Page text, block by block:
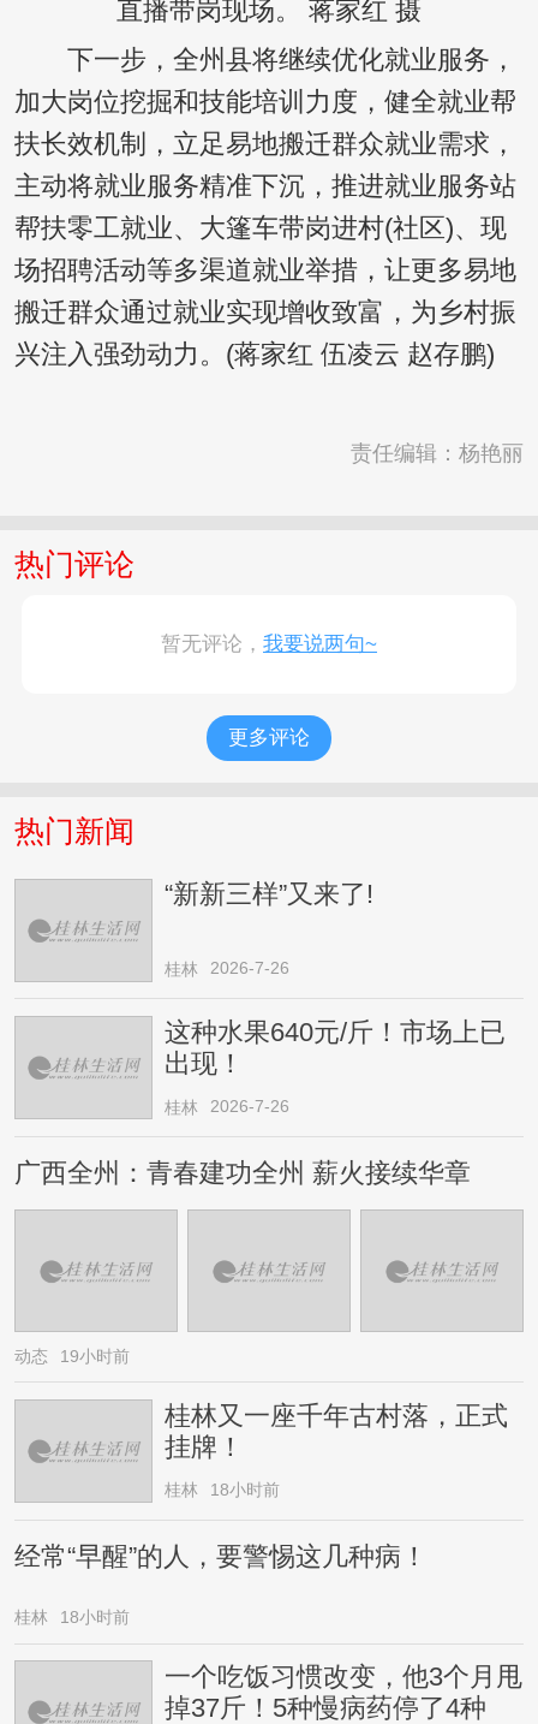
直播带岗现场。 蒋家红 摄
下一步，全州县将继续优化就业服务，
加大岗位挖掘和技能培训力度，健全就业帮
扶长效机制，立足易地搬迁群众就业需求，
主动将就业服务精准下沉，推进就业服务站
帮扶零工就业、大篷车带岗进村(社区)、现
场招聘活动等多渠道就业举措，让更多易地
搬迁群众通过就业实现增收致富，为乡村振
兴注入强劲动力。(蒋家红 伍凌云 赵存鹏)
责任编辑：杨艳丽
热门评论
暂无评论， 我要说两句~
更多评论
热门新闻
“新新三样”又来了!
桂林 2026-7-26
这种水果640元/斤！市场上已
出现！
桂林 2026-7-26
广西全州：青春建功全州 薪火接续华章
动态 19小时前
桂林又一座千年古村落，正式
挂牌！
桂林 18小时前
经常“早醒”的人，要警惕这几种病！
桂林 18小时前
一个吃饭习惯改变，他3个月甩
掉37斤！5种慢病药停了4种